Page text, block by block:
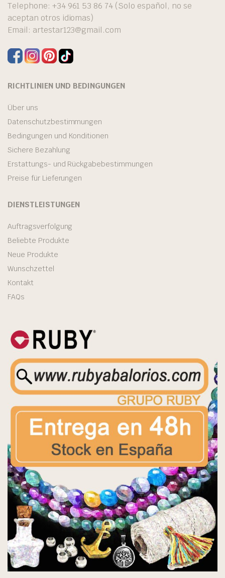
Telephone: +34 961 53 86 74 (Solo español, no se
aceptan otros idiomas)
Email: artestar123@gmail.com
RICHTLINIEN UND BEDINGUNGEN
Über uns
Datenschutzbestimmungen
Bedingungen und Konditionen
Sichere Bezahlung
Erstattungs- und Rückgabebestimmungen
Preise für Lieferungen
DIENSTLEISTUNGEN
Auftragsverfolgung
Beliebte Produkte
Neue Produkte
Wunschzettel
Kontakt
FAQs